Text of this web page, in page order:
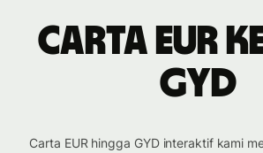
Carta EUR
GYD
Carta EUR hingga GYD interaktif kami